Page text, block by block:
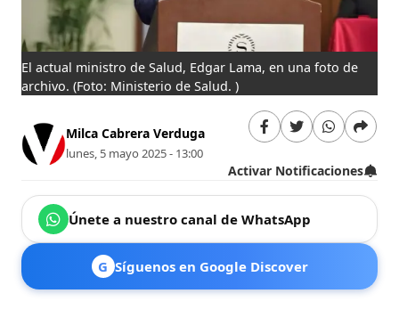
El actual ministro de Salud, Edgar Lama, en una foto de
archivo. (Foto: Ministerio de Salud. )
Milca Cabrera Verduga
lunes, 5 mayo 2025 - 13:00
Activar Notificaciones
Únete a nuestro canal de WhatsApp
G Síguenos en Google Discover